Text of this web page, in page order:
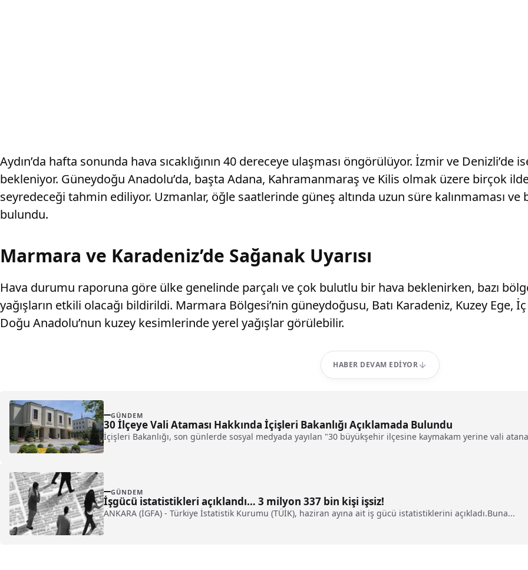
Aydın’da hafta sonunda hava sıcaklığının 40 dereceye ulaşması öngörülüyor. İzmir ve
bekleniyor. Güneydoğu Anadolu’da, başta Adana, Kahramanmaraş ve Kilis olmak üzere birçok ilde
seyredeceği tahmin ediliyor. Uzmanlar, öğle saatlerinde güneş altında uzun süre kalınmaması ve
bulundu.
Marmara ve Karadeniz’de Sağanak Uyarısı
Hava durumu raporuna göre ülke genelinde parçalı ve çok bulutlu bir hava beklenirken, bazı
yağışların etkili olacağı bildirildi. Marmara Bölgesi’nin güneydoğusu, Batı Karadeniz, Kuzey Ege,
Doğu Anadolu’nun kuzey kesimlerinde yerel yağışlar görülebilir.
HABER DEVAM EDIYOR
GÜNDEM
30 İlçeye Vali Ataması Hakkında İçişleri Bakanlığı Açıklamada Bulundu
İçişleri Bakanlığı, son günlerde sosyal medyada yayılan "30 büyükşehir ilçesine kaymakam yerine vali
GÜNDEM
İşgücü istatistikleri açıklandı… 3 milyon 337 bin kişi işsiz!
ANKARA (İGFA) - Türkiye İstatistik Kurumu (TÜİK), haziran ayına ait iş gücü istatistiklerini açıkladı.Buna...